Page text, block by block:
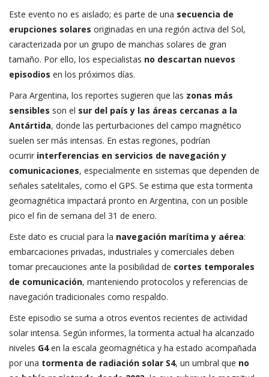
Este evento no es aislado; es parte de una secuencia de
erupciones solares originadas en una región activa del Sol,
caracterizada por un grupo de manchas solares de gran
tamaño. Por ello, los especialistas no descartan nuevos
episodios en los próximos días.
Para Argentina, los reportes sugieren que las zonas más
sensibles son el sur del país y las áreas cercanas a la
Antártida, donde las perturbaciones del campo magnético
suelen ser más intensas. En estas regiones, podrían
ocurrir interferencias en servicios de navegación y
comunicaciones, especialmente en sistemas que dependen de
señales satelitales, como el GPS. Se estima que esta tormenta
geomagnética impactará pronto en Argentina, con un posible
pico el fin de semana del 31 de enero.
Este dato es crucial para la navegación marítima y aérea:
embarcaciones privadas, industriales y comerciales deben
tomar precauciones ante la posibilidad de cortes temporales
de comunicación, manteniendo protocolos y referencias de
navegación tradicionales como respaldo.
Este episodio se suma a otros eventos recientes de actividad
solar intensa. Según informes, la tormenta actual ha alcanzado
niveles G4en la escala geomagnética y ha estado acompañada
por una tormenta de radiación solar S4, un umbral que no